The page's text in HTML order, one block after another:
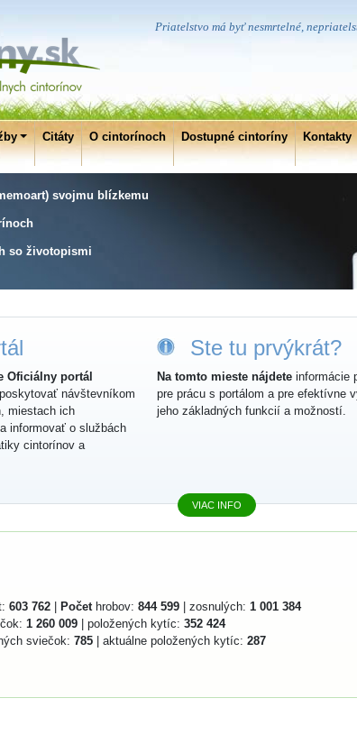
Priatelstvo má byť nesmrtelné,
Citáty O cintorínoch Dostupné cintoríny Kontakty
svojmu blízkemu
so životopismi
Oficiálny portál
návštevníkom
miestach ich
informovať o službách
cintorínov a
Ste tu prvýkrát?
Na tomto mieste nájdete informácie
pre prácu s portálom a pre efektívne
jeho základných funkcií a možností.
VIAC INFO
603 762 Počethrobov: 844 599 | zosnulých: 1 001 384
1 260 009 | položených kytíc: 352 424
sviečok: 785 | aktuálne položených kytíc: 287